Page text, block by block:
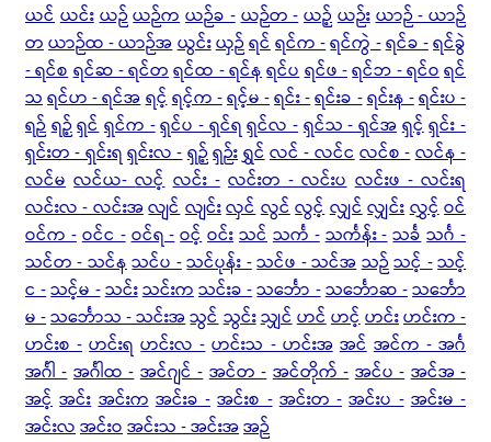
ယင်ယင်းယဉ်ယဉ်ကယဉ်ခ -ယဉ်တ -ယဉ့်ယဉ်းယာဉ် - ယာဉ်
တယာဉ်ထ - ယာဉ်အယွင်းယှဉ်ရင်ရင်က -ရင်ကွဲ -ရင်ခ -ရင်ခွဲ
- ရင်စရင်ဆ - ရင်တရင်ထ - ရင်နရင်ပရင်ဖ -ရင်ဘ - ရင်ဝရင်
သရင်ဟ - ရင်အရင့်ရင့်က -ရင့်မ -ရင်း -ရင်းခ -ရင်းန -ရင်းပ -
ရဉ်ရဉ့်ရှင်ရှင်က -ရှင်ပ - ရှင်ရ ရှင်လ -ရှင်သ - ရှင်အရှင့်ရှင်း -
ရှင်းတ - ရှင်းရ ရှင်းလ -ရှဉ့်ရှဉ်းရွှင်လင် - လင်ငလင်စ -လင်န -
လင်မ လင်ယ-လင့် လင်း - လင်းတ - လင်းပ လင်းဖ - လင်းရ
လင်းလ - လင်းအလျင်လျင်းလှင်လွင်လွင့်လျှင်လျှင်းလွှင့်ဝင်
ဝင်က -ဝင်င -ဝင်ရ -ဝင့်ဝင်းသင်သင်္က -သင်္ကန်း -သင်္ခသင်္ဂ -
သင်တ - သင်နသင်ပ -သင်ပုန်း -သင်ဖ - သင်အသဉ်သင့် -သင့်
င -သင့်မ -သင်းသင်းကသင်းခ -သင်္ဘော -သင်္ဘောဆ -သင်္ဘော
မ -သင်္ဘောသ - သင်းအသွင်သွင်းသျှင်ဟင်ဟင့်ဟင်းဟင်းက -
ဟင်းစ - ဟင်းရ ဟင်းလ - ဟင်းသ - ဟင်းအ အင် အင်က - အင်္ဂ
အင်္ဂါ - အင်္ဂါထ - အင်ဂျင် - အင်တ - အင်တိုက် - အင်ပ - အင်အ -
အင့် အင်း အင်းက အင်းခ - အင်းစ - အင်းတ - အင်းပ - အင်းမ -
အင်းလအင်းဝအင်းသ - အင်းအအဉ်